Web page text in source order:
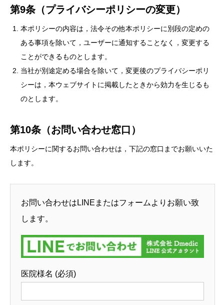
第9条（プライバシーポリシーの変更）
本ポリシーの内容は，法令その他本ポリシーに別段の定めの
ある事項を除いて，ユーザーに通知することなく，変更する
ことができるものとします。
当社が別途定める場合を除いて，変更後のプライバシーポリ
シーは，本ウェブサイトに掲載したときから効力を生じるも
のとします。
第10条（お問い合わせ窓口）
本ポリシーに関するお問い合わせは，下記の窓口までお願いいた
します。
お問い合わせはLINEまたはフォームよりお願い致
します。
医院様名 (必須)